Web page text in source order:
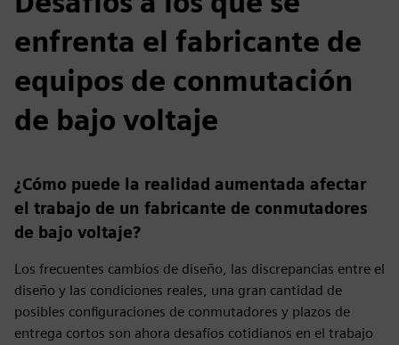
enfrenta el fabricante de
equipos de conmutación
de bajo voltaje
¿Cómo puede la realidad aumentada afectar
el trabajo de un fabricante de conmutadores
de bajo voltaje?
Los frecuentes cambios de diseño, las discrepancias entre el
diseño y las condiciones reales, una gran cantidad de
posibles configuraciones de conmutadores y plazos de
entrega cortos son ahora desafíos cotidianos en el trabajo